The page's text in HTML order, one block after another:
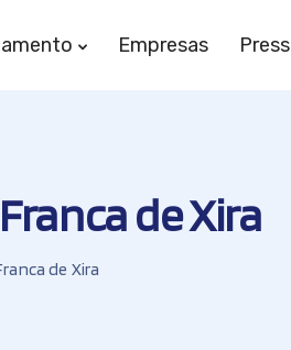
Empresas Press
de Xira
de Xira